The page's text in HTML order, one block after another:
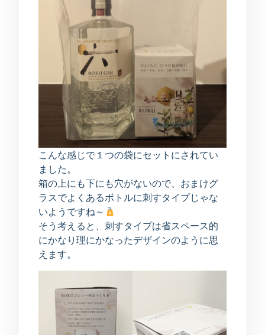
こんな感じで１つの袋にセットにされてい
ました。
箱の上にも下にも穴がないので、おまけグ
ラスでよくあるボトルに刺すタイプじゃな
いようですね～
そう考えると、刺すタイプは省スペース的
にかなり理にかなったデザインのように思
えます。